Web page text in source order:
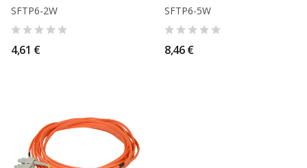
SFTP6-2W
4,61 €
SFTP6-5W
8,46 €